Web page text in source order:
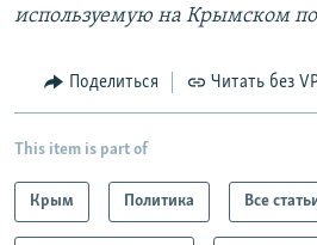
используемую на Крымском
Поделиться Читать без
This item is part of
Крым Политика Все